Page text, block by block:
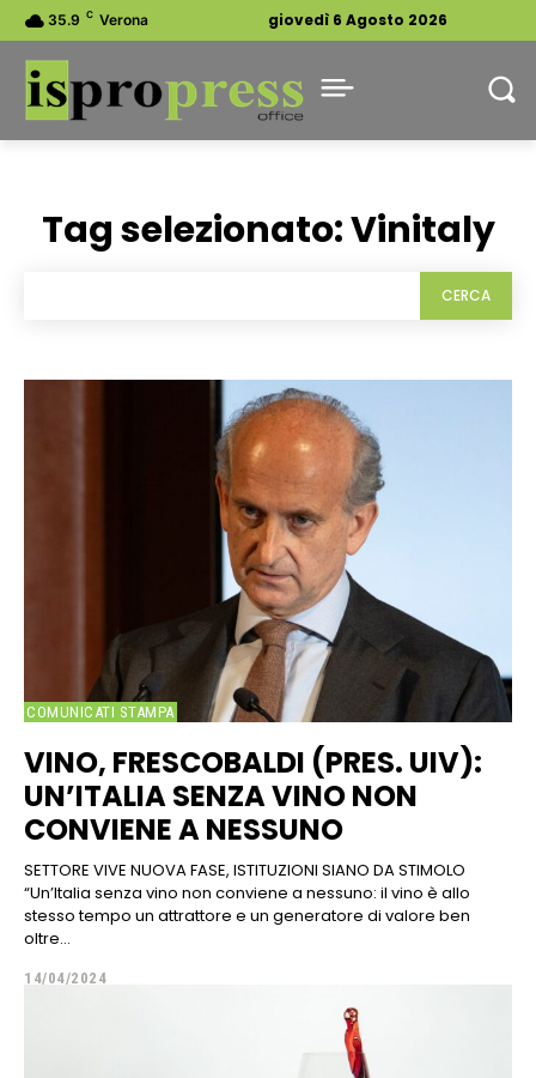
35.9 C Verona giovedì 6 Agosto 2026
Tag selezionato:Vinitaly
CERCA
COMUNICATI STAMPA
VINO, FRESCOBALDI (PRES. UIV):
UN’ITALIA SENZA VINO NON
CONVIENE A NESSUNO
SETTORE VIVE NUOVA FASE, ISTITUZIONI SIANO DA STIMOLO
“Un’Italia senza vino non conviene a nessuno: il vino è allo
stesso tempo un attrattore e un generatore di valore ben
oltre...
14/04/2024